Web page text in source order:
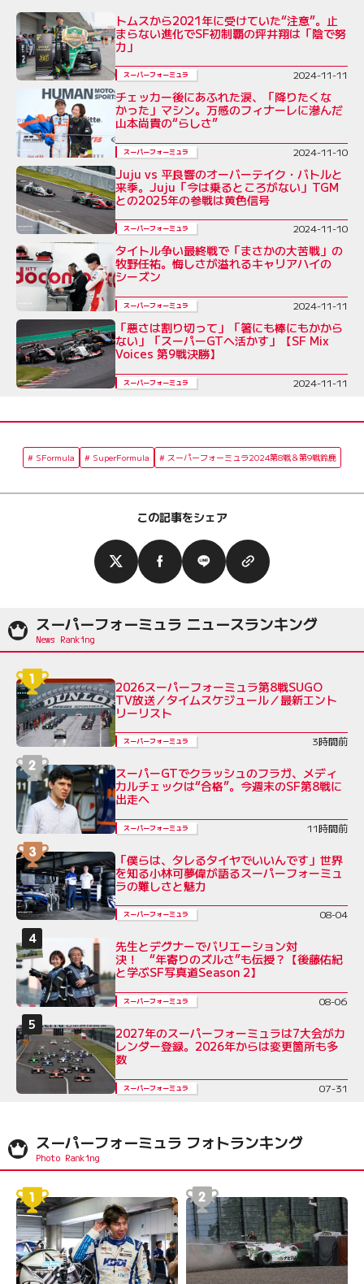
トムスから2021年に受けていた“注意”。止
まらない進化でSF初制覇の坪井翔は「陰で努
力」
スーパーフォーミュラ 2024-11-11
チェッカー後にあふれた涙、「降りたくな
かった」マシン。万感のフィナーレに滲んだ
山本尚貴の“らしさ”
スーパーフォーミュラ 2024-11-10
Juju vs 平良響のオーバーテイク・バトルと
来季。Juju「今は乗るところがない」TGM
との2025年の参戦は黄色信号
スーパーフォーミュラ 2024-11-10
タイトル争い最終戦で「まさかの大苦戦」の
牧野任祐。悔しさが溢れるキャリアハイの
シーズン
スーパーフォーミュラ 2024-11-11
「悪さは割り切って」「箸にも棒にもかから
ない」「スーパーGTへ活かす」【SF Mix
Voices 第9戦決勝】
スーパーフォーミュラ 2024-11-11
SFormula SuperFormula スーパーフォーミュラ2024第8戦＆第9戦鈴鹿
この記事をシェア
スーパーフォーミュラ ニュースランキング
2026スーパーフォーミュラ第8戦SUGO
TV放送／タイムスケジュール／最新エント
リーリスト
スーパーフォーミュラ 3時間前
スーパーGTでクラッシュのフラガ、メディ
カルチェックは“合格”。今週末のSF第8戦に
出走へ
スーパーフォーミュラ 11時間前
「僕らは、タレるタイヤでいいんです」世界
を知る小林可夢偉が語るスーパーフォーミュ
ラの難しさと魅力
スーパーフォーミュラ 08-04
先生とデグナーでバリエーション対
決！ “年寄りのズルさ”も伝授？【後藤佑紀
と学ぶSF写真道Season 2】
スーパーフォーミュラ 08-06
2027年のスーパーフォーミュラは7大会がカ
レンダー登録。2026年からは変更箇所も多
数
スーパーフォーミュラ 07-31
スーパーフォーミュラ フォトランキング